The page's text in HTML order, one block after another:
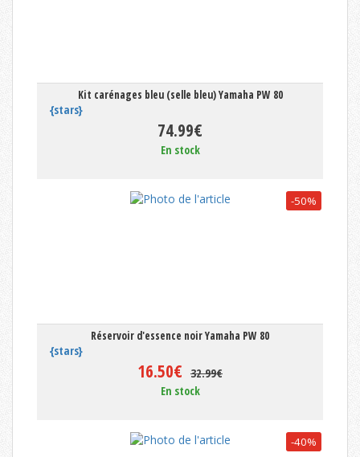
Kit carénages bleu (selle bleu) Yamaha PW 80
{stars}
74.99€
En stock
-50%
Réservoir d'essence noir Yamaha PW 80
{stars}
16.50€ 32.99€
En stock
-40%